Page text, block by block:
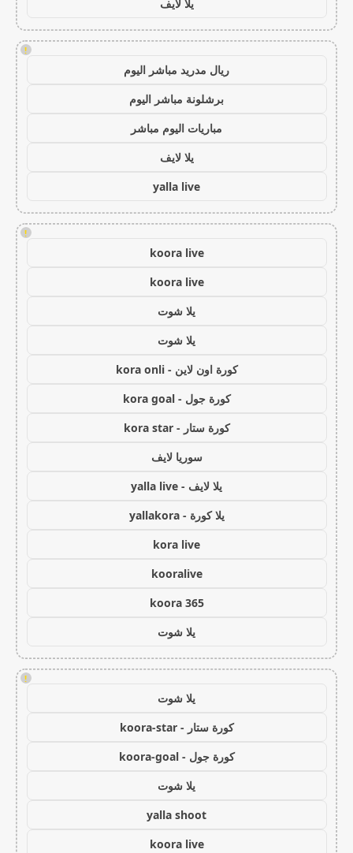
يلا لايف
!
ريال مدريد مباشر اليوم
برشلونة مباشر اليوم
مباريات اليوم مباشر
يلا لايف
yalla live
!
koora live
koora live
يلا شوت
يلا شوت
كورة اون لاين - kora onli
كورة جول - kora goal
كورة ستار - kora star
سوريا لايف
يلا لايف - yalla live
يلا كورة - yallakora
kora live
kooralive
koora 365
يلا شوت
!
يلا شوت
كورة ستار - koora-star
كورة جول - koora-goal
يلا شوت
yalla shoot
koora live